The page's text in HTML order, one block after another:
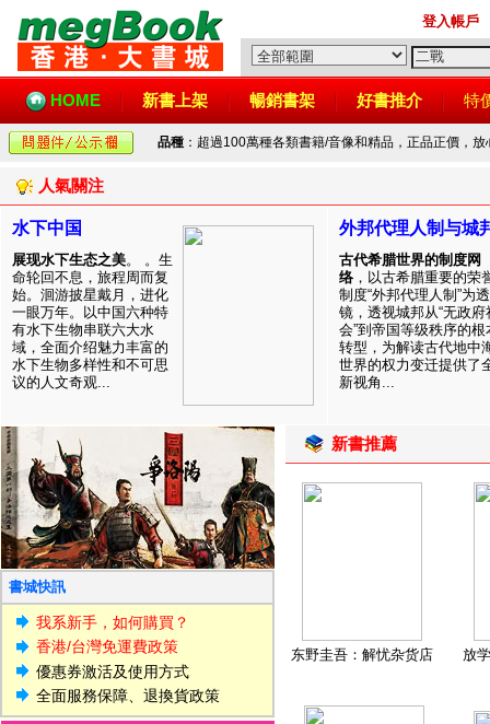
登入帳戶
HOME 新書上架 暢銷書架 好書推介 特
品種 ：超過100萬種各類書籍/音像和精品，正品正價，
人氣關注
水下中国
展现水下生态之美。 。生
命轮回不息，旅程周而复
始。洄游披星戴月，进化
一眼万年。以中国六种特
有水下生物串联六大水
域，全面介绍魅力丰富的
水下生物多样性和不可思
议的人文奇观...
外邦代理人制与城
古代希腊世界的制度网
络 ，以古希腊重要的荣
制度“外邦代理人制”为透
镜，透视城邦从“无政府
会”到帝国等级秩序的根
转型，为解读古代地中
世界的权力变迁提供了
新视角...
書城快訊
我系新手，如何購買？
香港/台灣免運費政策
優惠券激活及使用方式
全面服務保障、退換貨政策
新書推薦
东野圭吾：解忧杂货店 放